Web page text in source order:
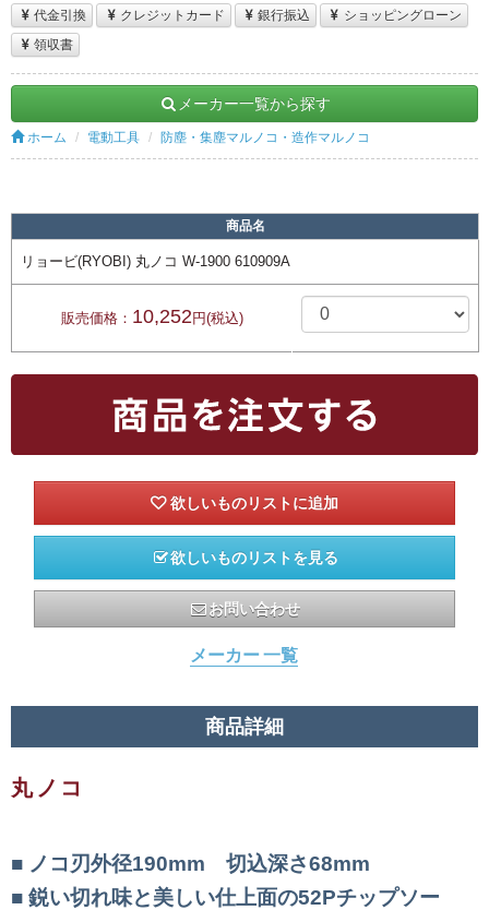
代金引換
クレジットカード 銀行振込
ショッピングローン
領収書
メーカー一覧から探す
ホーム 電動工具 防塵・集塵マルノコ・造作マルノコ
商品名
リョービ(RYOBI) 丸ノコ W-1900 610909A
販売価格： 10,252 円(税込)
欲しいものリストを見る
お問い合わせ
メーカー 一覧
商品詳細
丸ノコ
ノコ刃外径190mm 切込深さ68mm
鋭い切れ味と美しい仕上面の52Pチップソー